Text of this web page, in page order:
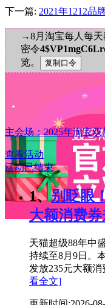
下一篇: 2021年1212品
→8月淘宝每人每天
密令
览。
主会场：2025年淘宝
查看活动
活动已结束
1、 别眨眼
大额消费
天猫超级88年中
持续至8月9日。
发放235元大额
看全文]